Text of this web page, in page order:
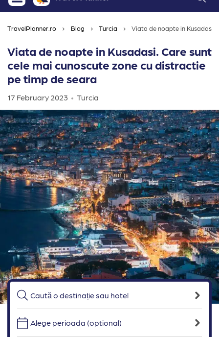
content
TravelPlanner.ro Blog Turcia Viata de noapte in Kusadasi.
Viata de noapte in Kusadasi. Care sunt
cele mai cunoscute zone cu distractie
pe timp de seara
17 February 2023 Turcia
Alege perioada (optional)